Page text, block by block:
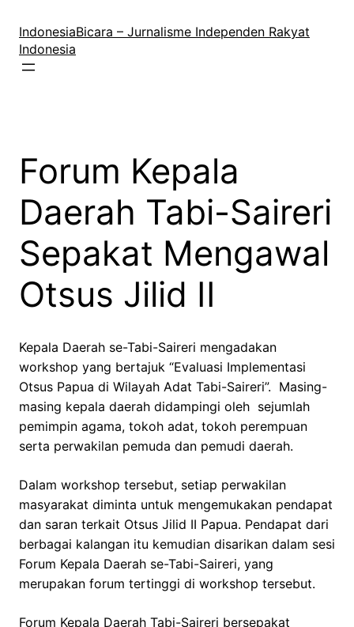
konten
IndonesiaBicara – Jurnalisme Independen Rakyat
Indonesia
Forum Kepala
Daerah Tabi-Saireri
Sepakat Mengawal
Otsus Jilid II
Kepala Daerah se-Tabi-Saireri mengadakan
workshop yang bertajuk “Evaluasi Implementasi
Otsus Papua di Wilayah Adat Tabi-Saireri”. Masing-
masing kepala daerah didampingi oleh sejumlah
pemimpin agama, tokoh adat, tokoh perempuan
serta perwakilan pemuda dan pemudi daerah.
Dalam workshop tersebut, setiap perwakilan
masyarakat diminta untuk mengemukakan pendapat
dan saran terkait Otsus Jilid II Papua. Pendapat dari
berbagai kalangan itu kemudian disarikan dalam sesi
Forum Kepala Daerah se-Tabi-Saireri, yang
merupakan forum tertinggi di workshop tersebut.
Forum Kepala Daerah Tabi-Saireri bersepakat